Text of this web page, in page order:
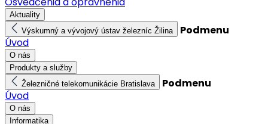
Aktuality
Výskumný a vývojový ústav železníc Žilina
Podmenu
Úvod
O nás
Produkty a služby
Železničné telekomunikácie Bratislava
Podmenu
Úvod
O nás
Informatika